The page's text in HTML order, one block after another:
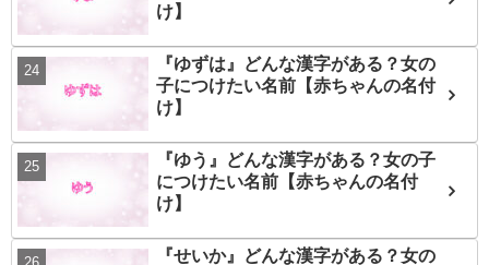
け】
『ゆずは』どんな漢字がある？女の
子につけたい名前【赤ちゃんの名付
け】
『ゆう』どんな漢字がある？女の子
につけたい名前【赤ちゃんの名付
け】
『せいか』どんな漢字がある？女の